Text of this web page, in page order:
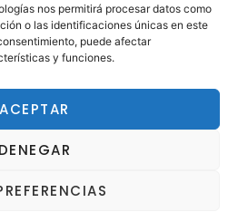
nos permitirá procesar datos como
o las identificaciones únicas en este
puede afectar
y funciones.
ACEPTAR
DENEGAR
Zinkers. All Rights Reserved.